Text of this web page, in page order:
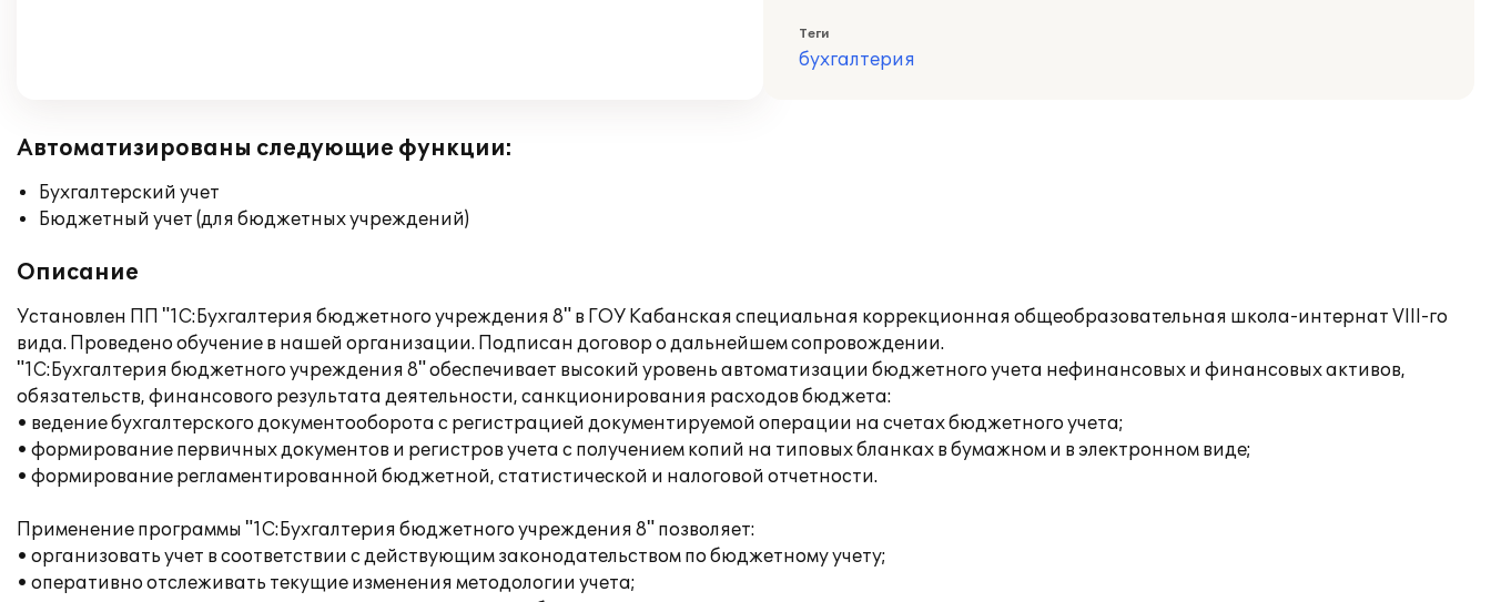
Теги
бухгалтерия
Автоматизированы следующие функции:
Бухгалтерский учет
Бюджетный учет (для бюджетных учреждений)
Описание
Установлен ПП "1С:Бухгалтерия бюджетного учреждения 8" в ГОУ Кабанская специальная коррекционная общеобразовательная школа-интернат VIII-го
вида. Проведено обучение в нашей организации. Подписан договор о дальнейшем сопровождении.
"1С:Бухгалтерия бюджетного учреждения 8" обеспечивает высокий уровень автоматизации бюджетного учета нефинансовых и финансовых активов,
обязательств, финансового результата деятельности, санкционирования расходов бюджета:
• ведение бухгалтерского документооборота с регистрацией документируемой операции на счетах бюджетного учета;
• формирование первичных документов и регистров учета с получением копий на типовых бланках в бумажном и в электронном виде;
• формирование регламентированной бюджетной, статистической и налоговой отчетности.
Применение программы "1С:Бухгалтерия бюджетного учреждения 8" позволяет:
• организовать учет в соответствии с действующим законодательством по бюджетному учету;
• оперативно отслеживать текущие изменения методологии учета;